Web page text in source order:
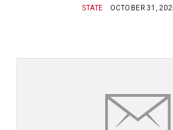
STATE OCTOBER 31,